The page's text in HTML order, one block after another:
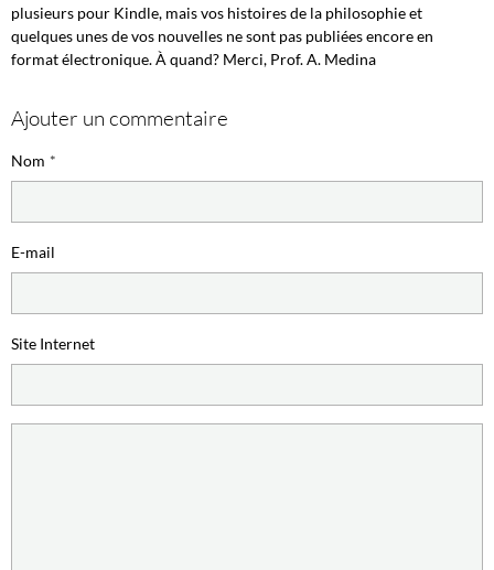
plusieurs pour Kindle, mais vos histoires de la philosophie et
quelques unes de vos nouvelles ne sont pas publiées encore en
format électronique. À quand? Merci, Prof. A. Medina
Ajouter un commentaire
Nom
E-mail
Site Internet